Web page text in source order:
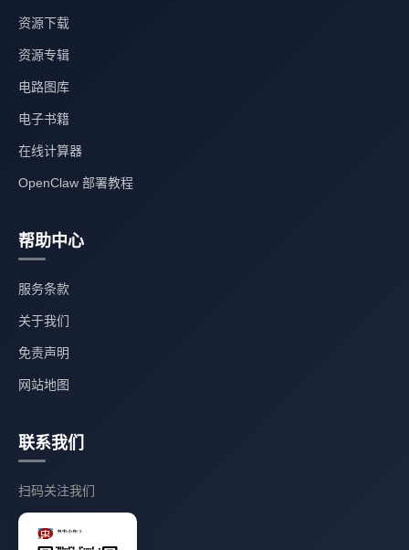
资源下载
资源专辑
电路图库
电子书籍
在线计算器
OpenClaw 部署教程
帮助中心
服务条款
关于我们
免责声明
网站地图
联系我们
扫码关注我们